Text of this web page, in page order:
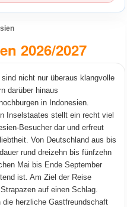
2026/2027
nicht nur überaus klangvolle
darüber hinaus
in Indonesien.
Inselstaates stellt ein recht viel
Besucher dar und erfreut
Von Deutschland aus bis
rund dreizehn bis fünfzehn
Mai bis Ende September
ist. Am Ziel der Reise
auf einen Schlag.
herzliche Gastfreundschaft